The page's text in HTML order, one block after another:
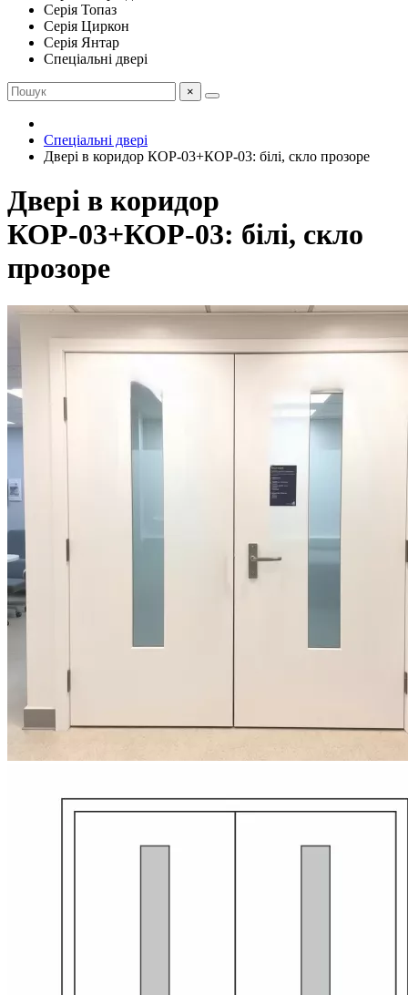
Серія Топаз
Серія Циркон
Серія Янтар
Спеціальні двері
×
Спеціальні двері
Двері в коридор КОР-03+КОР-03: білі, скло прозоре
Двері в коридор
КОР-03+КОР-03: білі, скло
прозоре